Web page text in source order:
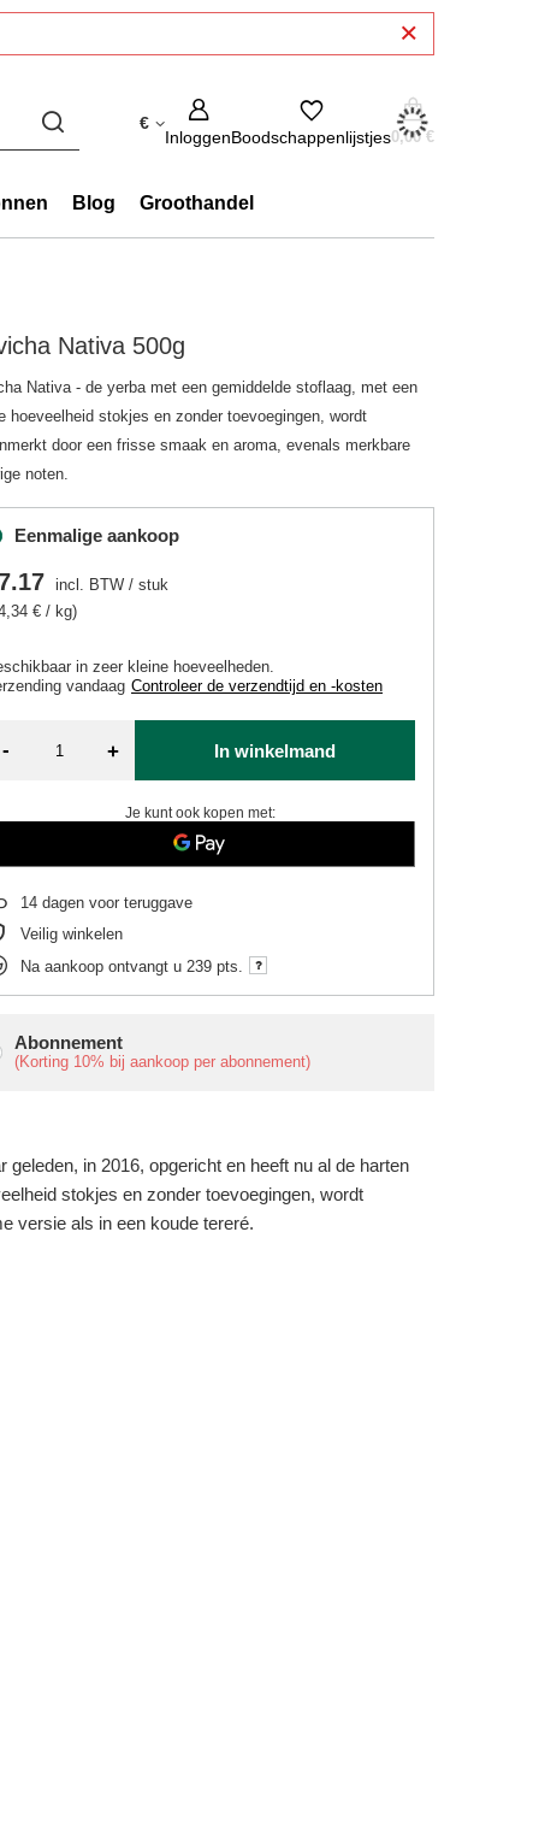
€
InloggenBoodschappenlijstjes0,00 €
Blog Groothandel
Nativa 500g
Nativa - de yerba met een gemiddelde stoflaag, met een
hoeveelheid stokjes en zonder toevoegingen, wordt
door een frisse smaak en aroma, evenals merkbare
noten.
Eenmalige aankoop
Abonnement
(Korting 10% bij aankoop per abonnement)
in zeer kleine hoeveelheden
vandaag Controleer de verzendtijd en -kosten
incl. BTW /stuk
€ / kg)
- + In winkelmand
Je kunt ook kopen met:
14 dagen voor teruggave
Veilig winkelen
Na aankoop ontvangt u 239 pts.
in 2016, opgericht en heeft nu al de harten
stokjes en zonder toevoegingen, wordt
versie als in een koude tereré.